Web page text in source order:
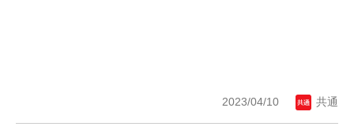
2023/04/10 共通